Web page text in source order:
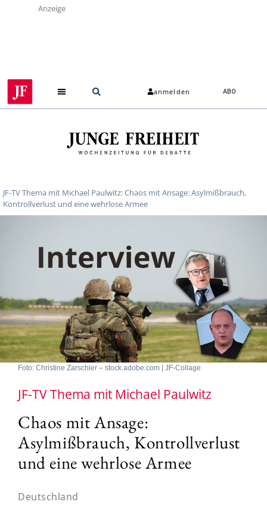
Anzeige
anmelden ABO
JF-TV Thema mit Michael Paulwitz: Chaos mit Ansage: Asylmißbrauch,
Kontrollverlust und eine wehrlose Armee
Foto: Christine Zarschler – stock.adobe.com | JF-Collage
JF-TV Thema mit Michael Paulwitz
Chaos mit Ansage:
Asylmißbrauch, Kontrollverlust
und eine wehrlose Armee
Deutschland